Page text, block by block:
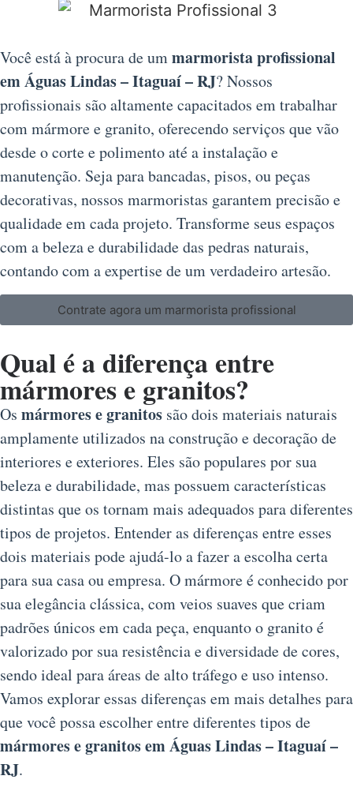
Você está à procura de ummarmorista profissional
em Águas Lindas – Itaguaí – RJ? Nossos
profissionais são altamente capacitados em trabalhar
com mármore e granito, oferecendo serviços que vão
desde o corte e polimento até a instalação e
manutenção. Seja para bancadas, pisos, ou peças
decorativas, nossos marmoristas garantem precisão e
qualidade em cada projeto. Transforme seus espaços
com a beleza e durabilidade das pedras naturais,
contando com a expertise de um verdadeiro artesão.
Contrate agora um marmorista profissional
Qual é a diferença entre
mármores e granitos?
Os mármores e granitos são dois materiais naturais
amplamente utilizados na construção e decoração de
interiores e exteriores. Eles são populares por sua
beleza e durabilidade, mas possuem características
distintas que os tornam mais adequados para diferentes
tipos de projetos. Entender as diferenças entre esses
dois materiais pode ajudá-lo a fazer a escolha certa
para sua casa ou empresa. O mármore é conhecido por
sua elegância clássica, com veios suaves que criam
padrões únicos em cada peça, enquanto o granito é
valorizado por sua resistência e diversidade de cores,
sendo ideal para áreas de alto tráfego e uso intenso.
Vamos explorar essas diferenças em mais detalhes para
que você possa escolher entre diferentes tipos de
mármores e granitos em Águas Lindas – Itaguaí –
RJ.